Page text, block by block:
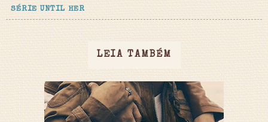
SÉRIE UNTIL HER
LEIA TAMBÉM